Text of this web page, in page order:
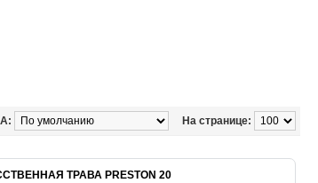
На странице:
ТРАВА PRESTON 20